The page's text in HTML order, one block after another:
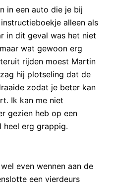
in een auto die je bij
alleen als
in dit geval was het niet
wat gewoon erg
rijden moest Martin
hij plotseling dat de
zodat je beter kan
Ik kan me niet
gezien heb op een
heel erg grappig.
even wennen aan de
een vierdeurs